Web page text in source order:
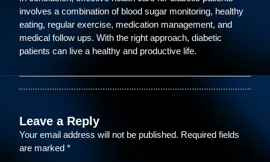
involves a combination of blood sugar monitoring, healthy
eating, regular exercise, medication management, and
medical follow ups. With the right approach, diabetic
patients can live a healthy and productive life.
Leave a Reply
Your email address will not be published. Required fields
are marked *